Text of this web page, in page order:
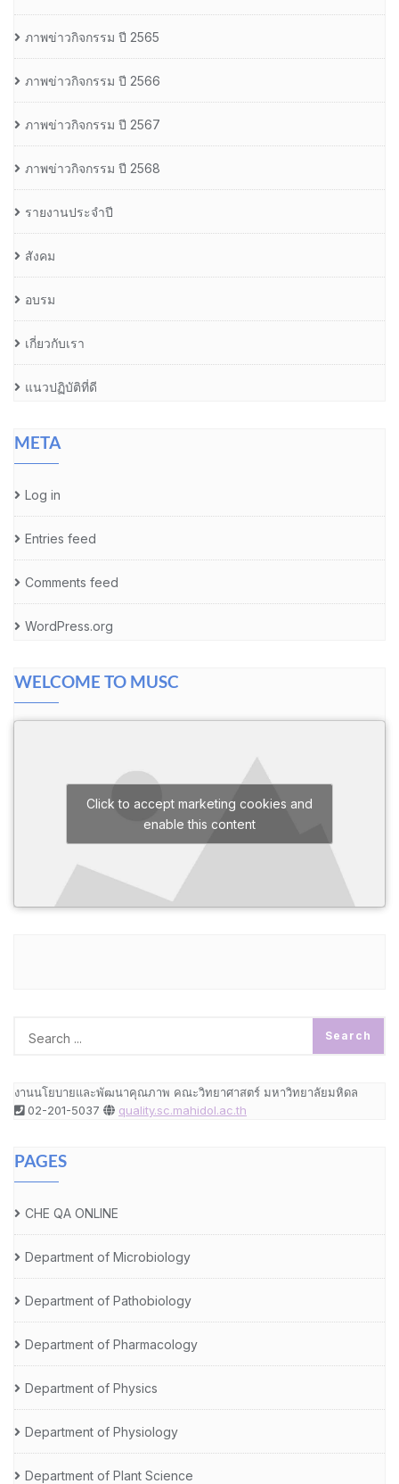
ภาพข่าวกิจกรรม ปี 2565
ภาพข่าวกิจกรรม ปี 2566
ภาพข่าวกิจกรรม ปี 2567
ภาพข่าวกิจกรรม ปี 2568
รายงานประจำปี
สังคม
อบรม
เกี่ยวกับเรา
แนวปฏิบัติที่ดี
META
Log in
Entries feed
Comments feed
WordPress.org
WELCOME TO MUSC
Click to accept marketing cookies and
enable this content
งานนโยบายและพัฒนาคุณภาพ คณะวิทยาศาสตร์ มหาวิทยาลัยมหิดล
02-201-5037
quality.sc.mahidol.ac.th
PAGES
CHE QA ONLINE
Department of Microbiology
Department of Pathobiology
Department of Pharmacology
Department of Physics
Department of Physiology
Department of Plant Science